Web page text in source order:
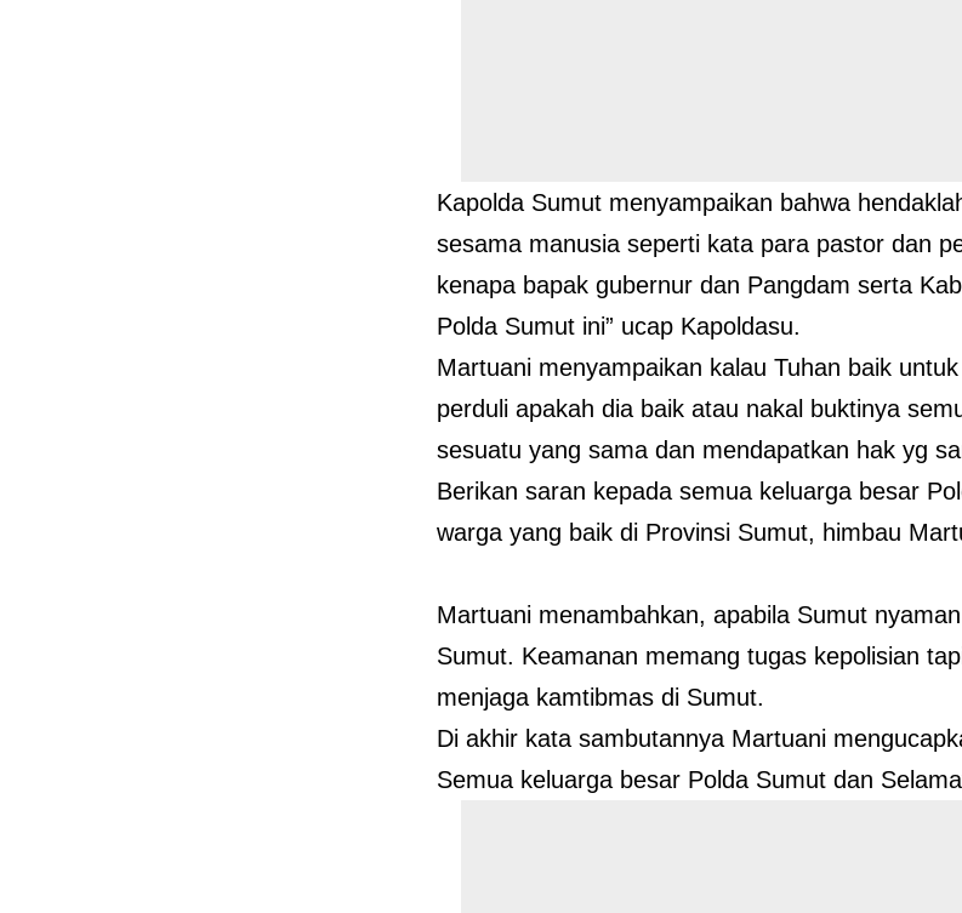
Kapolda Sumut menyampaikan bahwa
sesama manusia seperti kata para pastor dan
kenapa bapak gubernur dan Pangdam serta
Polda Sumut ini” ucap Kapoldasu.
Martuani menyampaikan kalau Tuhan baik
perduli apakah dia baik atau nakal buktinya
sesuatu yang sama dan mendapatkan hak yg
Berikan saran kepada semua keluarga besar
warga yang baik di Provinsi Sumut, himbau
Martuani menambahkan, apabila Sumut
Sumut. Keamanan memang tugas kepolisian
menjaga kamtibmas di Sumut.
Di akhir kata sambutannya Martuani
Semua keluarga besar Polda Sumut dan